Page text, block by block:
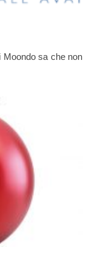
Moondo sa che non